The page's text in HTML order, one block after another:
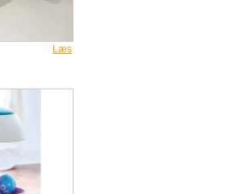
Læs